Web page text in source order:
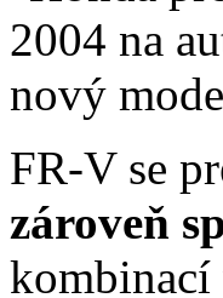
FR-V se
zároveň
kombinací